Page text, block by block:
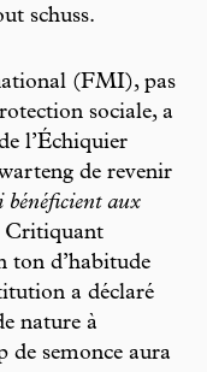
schuss.
(FMI), pas
sociale, a
l’Échiquier
de revenir
bénéficient aux
Critiquant
ton d’habitude
a déclaré
nature à
de semonce aura